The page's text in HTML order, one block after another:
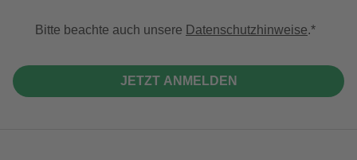
Bitte beachte auch unsere Datenschutzhinweise.
JETZT ANMELDEN